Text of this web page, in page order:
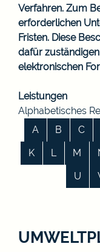
Verfahren. Zum
erforderlichen
Fristen. Diese
dafür
elektronischen
Leistungen
Alphabetisches
A
B C
K
L M
U